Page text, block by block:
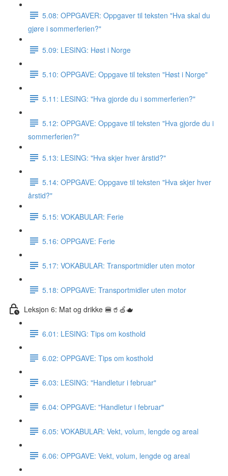
5.08: OPPGAVER: Oppgaver til teksten "Hva skal du
gjøre i sommerferien?"
5.09: LESING: Høst i Norge
5.10: OPPGAVE: Oppgave til teksten "Høst i Norge"
5.11: LESING: "Hva gjorde du i sommerferien?"
5.12: OPPGAVE: Oppgave til teksten "Hva gjorde du i
sommerferien?"
5.13: LESING: "Hva skjer hver årstid?"
5.14: OPPGAVE: Oppgave til teksten "Hva skjer hver
årstid?"
5.15: VOKABULAR: Ferie
5.16: OPPGAVE: Ferie
5.17: VOKABULAR: Transportmidler uten motor
5.18: OPPGAVE: Transportmidler uten motor
Leksjon 6: Mat og drikke 🍔🥤🍏🫖
6.01: LESING: Tips om kosthold
6.02: OPPGAVE: Tips om kosthold
6.03: LESING: "Handletur i februar"
6.04: OPPGAVE: "Handletur i februar"
6.05: VOKABULAR: Vekt, volum, lengde og areal
6.06: OPPGAVE: Vekt, volum, lengde og areal